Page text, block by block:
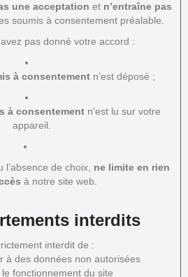
une acceptation et n’entraîne pas
soumis à consentement préalable.
pas donné votre accord :
à consentement n’est déposé ;
à consentement n’est lu sur votre
appareil.
de choix, ne limite en rien
à notre site web.
interdits
interdit de :
à des données non autorisées
fonctionnement du site